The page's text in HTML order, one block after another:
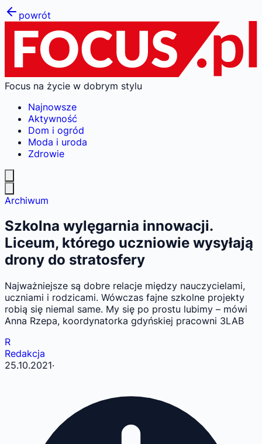
powrót
Focus na życie w dobrym stylu
Najnowsze
Aktywność
Dom i ogród
Moda i uroda
Zdrowie
Archiwum
Szkolna wylęgarnia innowacji.
Liceum, którego uczniowie wysyłają
drony do stratosfery
Najważniejsze są dobre relacje między nauczycielami,
uczniami i rodzicami. Wówczas fajne szkolne projekty
robią się niemal same. My się po prostu lubimy – mówi
Anna Rzepa, koordynatorka gdyńskiej pracowni 3LAB
R
Redakcja
25.10.2021·